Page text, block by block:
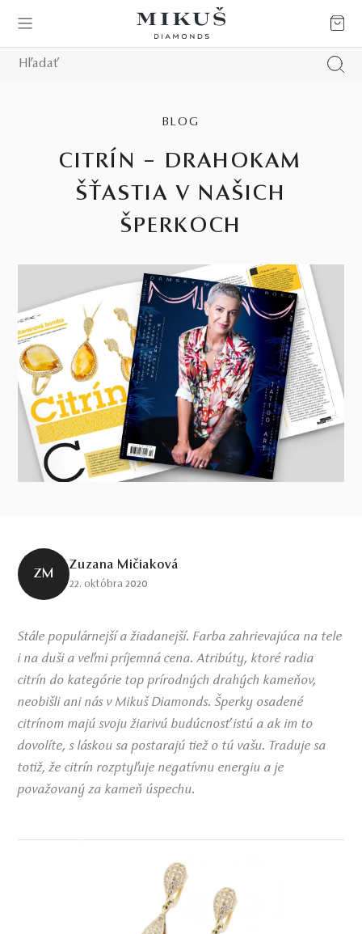
BLOG
CITRÍN – DRAHOKAM
ŠŤASTIA V NAŠICH
ŠPERKOCH
ZM
Zuzana Mičiaková
22. októbra 2020
Stále populárnejší a žiadanejší. Farba zahrievajúca na tele
i na duši a veľmi príjemná cena. Atribúty, ktoré radia
citrín do kategórie top prírodných drahých kameňov,
neobišli ani nás v Mikuš Diamonds. Šperky osadené
citrínom majú svoju žiarivú budúcnosť istú a ak im to
dovolíte, s láskou sa postarajú tiež o tú vašu. Traduje sa
totiž, že citrín rozptyľuje negatívnu energiu a je
považovaný za kameň úspechu.